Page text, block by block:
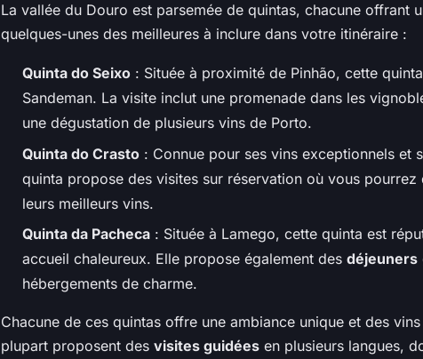
La vallée du Douro est parsemée de quintas, chacune offrant
quelques-unes des meilleures à inclure dans votre itinéraire :
Quinta do Seixo : Située à proximité de Pinhão, cette
Sandeman. La visite inclut une promenade dans les
une dégustation de plusieurs vins de Porto.
Quinta do Crasto : Connue pour ses vins exceptionnels et
quinta propose des visites sur réservation où vous pourrez
leurs meilleurs vins.
Quinta da Pacheca : Située à Lamego, cette quinta est
accueil chaleureux. Elle propose également des déjeuners
hébergements de charme.
Chacune de ces quintas offre une ambiance unique et des
plupart proposent des visites guidées en plusieurs langues,